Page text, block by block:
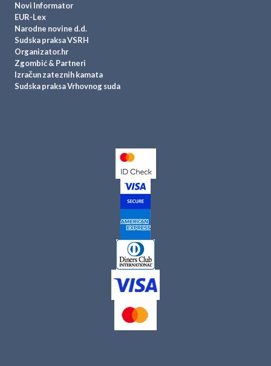
Novi Informator
EUR-Lex
Narodne novine d.d.
Sudska praksa VSRH
Organizator.hr
Zgombić & Partneri
Izračun zateznih kamata
Sudska praksa Vrhovnog suda